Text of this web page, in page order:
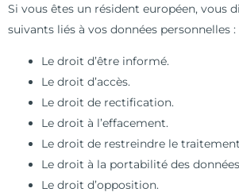
Si vous êtes un résident européen, vous
suivants liés à vos données personnelles :
Le droit d’être informé.
Le droit d’accès.
Le droit de rectification.
Le droit à l’effacement.
Le droit de restreindre le
Le droit à la portabilité des
Le droit d’opposition.